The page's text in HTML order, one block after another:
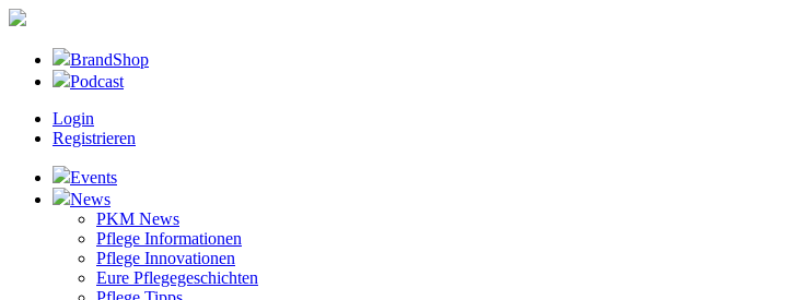
BrandShop
Podcast
Login
Registrieren
Events
News
PKM News
Pflege Informationen
Pflege Innovationen
Eure Pflegegeschichten